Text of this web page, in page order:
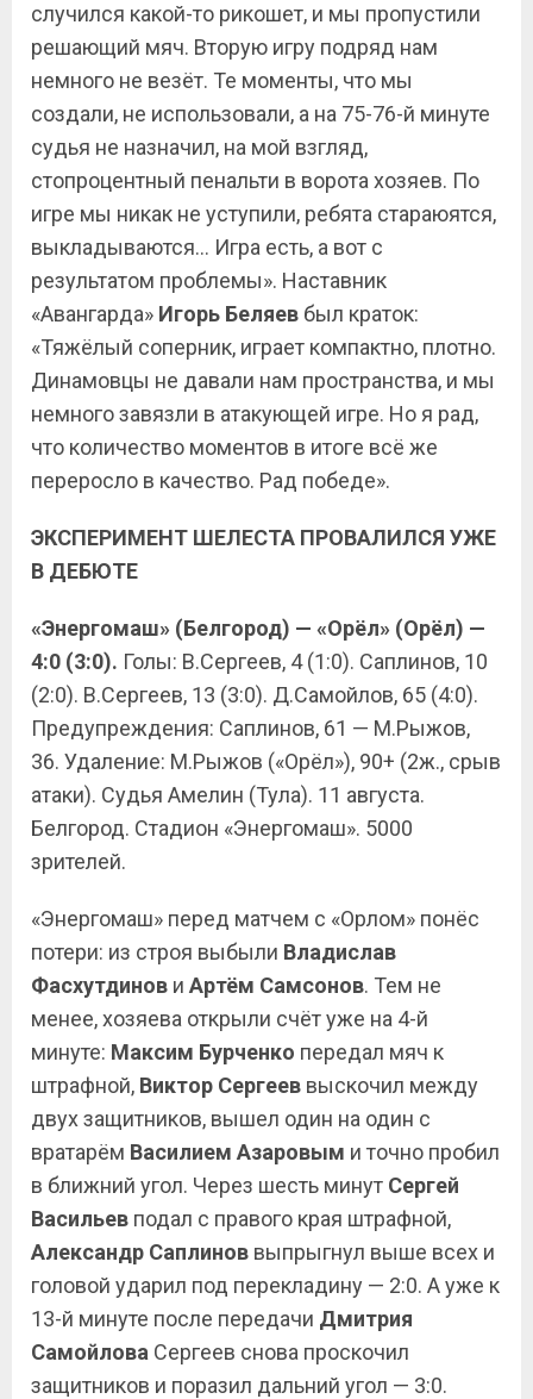
случился какой-то рикошет, и мы пропустили
решающий мяч. Вторую игру подряд нам
немного не везёт. Те моменты, что мы
создали, не использовали, а на 75-76-й минуте
судья не назначил, на мой взгляд,
стопроцентный пенальти в ворота хозяев. По
игре мы никак не уступили, ребята стараюятся,
выкладываются… Игра есть, а вот с
результатом проблемы». Наставник
«Авангарда» Игорь Беляев был краток:
«Тяжёлый соперник, играет компактно, плотно.
Динамовцы не давали нам пространства, и мы
немного завязли в атакующей игре. Но я рад,
что количество моментов в итоге всё же
переросло в качество. Рад победе».
ЭКСПЕРИМЕНТ ШЕЛЕСТА ПРОВАЛИЛСЯ УЖЕ
В ДЕБЮТЕ
«Энергомаш» (Белгород) — «Орёл» (Орёл) —
4:0 (3:0). Голы: В.Сергеев, 4 (1:0). Саплинов, 10
(2:0). В.Сергеев, 13 (3:0). Д.Самойлов, 65 (4:0).
Предупреждения: Саплинов, 61 — М.Рыжов,
36. Удаление: М.Рыжов («Орёл»), 90+ (2ж., срыв
атаки). Судья Амелин (Тула). 11 августа.
Белгород. Стадион «Энергомаш». 5000
зрителей.
«Энергомаш» перед матчем с «Орлом» понёс
потери: из строя выбыли Владислав
Фасхутдинов и Артём Самсонов. Тем не
менее, хозяева открыли счёт уже на 4-й
минуте: Максим Бурченко передал мяч к
штрафной, Виктор Сергеев выскочил между
двух защитников, вышел один на один с
вратарём Василием Азаровым и точно пробил
в ближний угол. Через шесть минут Сергей
Васильев подал с правого края штрафной,
Александр Саплинов выпрыгнул выше всех и
головой ударил под перекладину — 2:0. А уже к
13-й минуте после передачи Дмитрия
Самойлова Сергеев снова проскочил
защитников и поразил дальний угол — 3:0.